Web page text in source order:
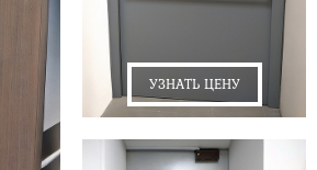
УЗНАТЬ ЦЕНУ